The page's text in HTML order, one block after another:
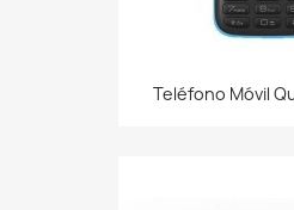
Teléfono Móvil